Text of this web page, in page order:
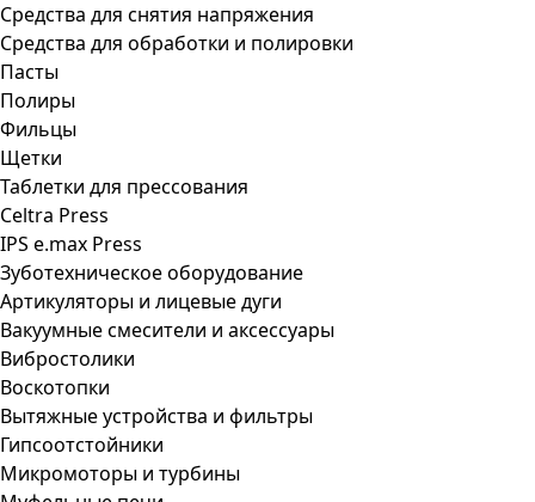
Средства для снятия напряжения
Средства для обработки и полировки
Пасты
Полиры
Фильцы
Щетки
Таблетки для прессования
Celtra Press
IPS e.max Press
Зуботехническое оборудование
Артикуляторы и лицевые дуги
Вакуумные смесители и аксессуары
Вибростолики
Воскотопки
Вытяжные устройства и фильтры
Гипсоотстойники
Микромоторы и турбины